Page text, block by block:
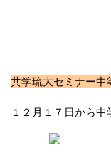
共学琉大セミナー中
１２月１７日から